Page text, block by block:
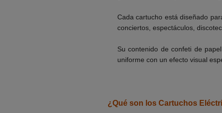
Cada cartucho está diseñado
conciertos, espectáculos,
Su contenido de confeti de
uniforme con un efecto visual
¿Qué son los Cartuchos